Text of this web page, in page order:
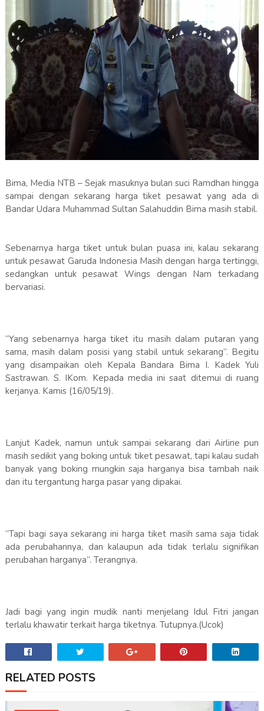
Bima, Media NTB – Sejak masuknya bulan suci Ramdhan hingga
sampai dengan sekarang harga tiket pesawat yang ada di
Bandar Udara Muhammad Sultan Salahuddin Bima masih stabil.
Sebenarnya harga tiket untuk bulan puasa ini, kalau sekarang
untuk pesawat Garuda Indonesia Masih dengan harga tertinggi,
sedangkan untuk pesawat Wings dengan Nam terkadang
bervariasi.
“Yang sebenarnya harga tiket itu masih dalam putaran yang
sama, masih dalam posisi yang stabil untuk sekarang”. Begitu
yang disampaikan oleh Kepala Bandara Bima I. Kadek Yuli
Sastrawan. S. IKom. Kepada media ini saat ditemui di ruang
kerjanya. Kamis (16/05/19).
Lanjut Kadek, namun untuk sampai sekarang dari Airline pun
masih sedikit yang boking untuk tiket pesawat, tapi kalau sudah
banyak yang boking mungkin saja harganya bisa tambah naik
dan itu tergantung harga pasar yang dipakai.
“Tapi bagi saya sekarang ini harga tiket masih sama saja tidak
ada perubahannya, dan kalaupun ada tidak terlalu signifikan
perubahan harganya”. Terangnya.
Jadi bagi yang ingin mudik nanti menjelang Idul Fitri jangan
terlalu khawatir terkait harga tiketnya. Tutupnya.(Ucok)
RELATED POSTS